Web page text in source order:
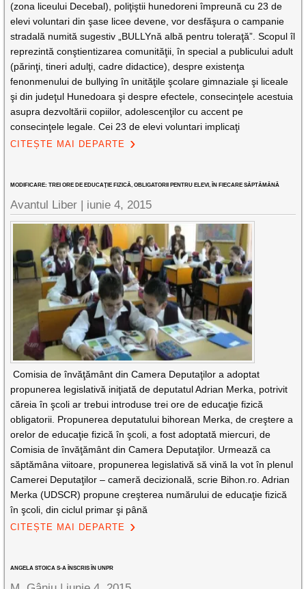
(zona liceului Decebal), poliţiştii hunedoreni împreună cu 23 de
elevi voluntari din şase licee devene, vor desfăşura o campanie
stradală numită sugestiv „BULLYnă albă pentru toleraţă”. Scopul îl
reprezintă conştientizarea comunităţii, în special a publicului adult
(părinţi, tineri adulţi, cadre didactice), despre existenţa
fenonmenului de bullying în unităţile şcolare gimnaziale şi liceale
şi din judeţul Hunedoara şi despre efectele, consecinţele acestuia
asupra dezvoltării copiilor, adolescenţilor cu accent pe
consecinţele legale. Cei 23 de elevi voluntari implicaţi
CITEȘTE MAI DEPARTE
MODIFICARE: TREI ORE DE EDUCAŢIE FIZICĂ, OBLIGATORII PENTRU ELEVI, ÎN FIECARE SĂPTĂMÂNĂ
Avantul Liber | iunie 4, 2015
Comisia de învăţământ din Camera Deputaţilor a adoptat
propunerea legislativă iniţiată de deputatul Adrian Merka, potrivit
căreia în şcoli ar trebui introduse trei ore de educaţie fizică
obligatorii. Propunerea deputatului bihorean Merka, de creştere a
orelor de educaţie fizică în şcoli, a fost adoptată miercuri, de
Comisia de învăţământ din Camera Deputaţilor. Urmează ca
săptămâna viitoare, propunerea legislativă să vină la vot în plenul
Camerei Deputaţilor – cameră decizională, scrie Bihon.ro. Adrian
Merka (UDSCR) propune creşterea numărului de educaţie fizică
în şcoli, din ciclul primar şi până
CITEȘTE MAI DEPARTE
ANGELA STOICA S-A ÎNSCRIS ÎN UNPR